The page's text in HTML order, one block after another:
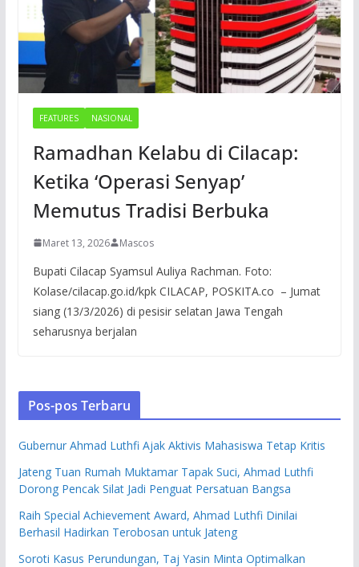
FEATURES NASIONAL
Ramadhan Kelabu di Cilacap:
Ketika ‘Operasi Senyap’
Memutus Tradisi Berbuka
Maret 13, 2026 Mascos
Bupati Cilacap Syamsul Auliya Rachman. Foto:
Kolase/cilacap.go.id/kpk CILACAP, POSKITA.co – Jumat
siang (13/3/2026) di pesisir selatan Jawa Tengah
seharusnya berjalan
Pos-pos Terbaru
Gubernur Ahmad Luthfi Ajak Aktivis Mahasiswa Tetap Kritis
Jateng Tuan Rumah Muktamar Tapak Suci, Ahmad Luthfi
Dorong Pencak Silat Jadi Penguat Persatuan Bangsa
Raih Special Achievement Award, Ahmad Luthfi Dinilai
Berhasil Hadirkan Terobosan untuk Jateng
Soroti Kasus Perundungan, Taj Yasin Minta Optimalkan